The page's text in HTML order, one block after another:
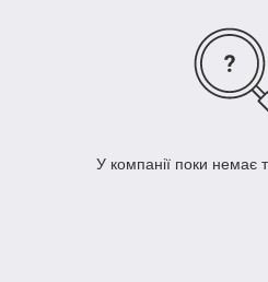
У компанії поки немає